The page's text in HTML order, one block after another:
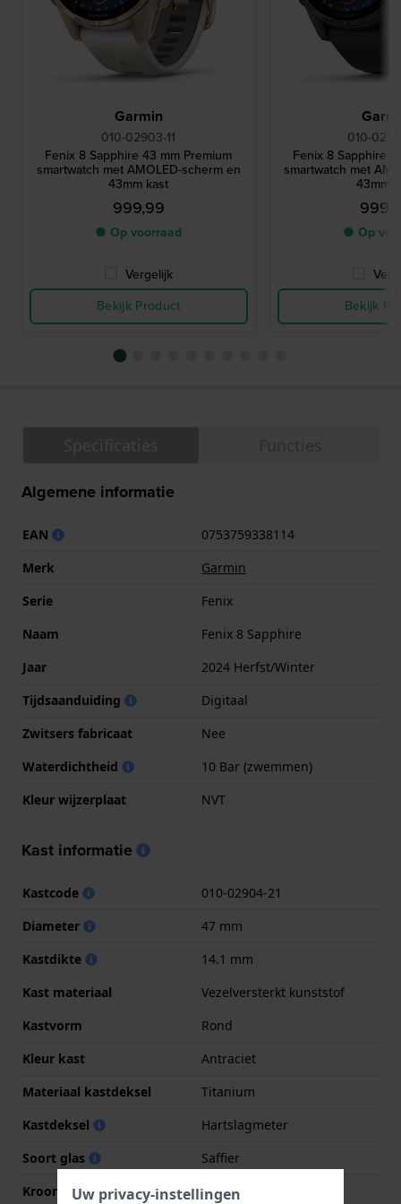
daalsnelheid en desaturatiestops tot 40 m te volgen.
Het heeft een ingebouwde microfoon en
luidspreker: om te bellen en spraakopdrachten
direct vanaf de pols te gebruiken.
Garmin
010-02903-11
Fenix 8 Sapphire 43 mm Premium
smartwatch met AMOLED-scherm en
43mm kast
999,99
● Op voorraad
Vergelijk
Bekijk Product
010-
Fenix 8 Sapphire
smartwatch met
43mm
● Op
Bekijk
Algemene informatie
EAN
0753759338114
Merk
Garmin
Serie
Fenix
Naam
Fenix 8 Sapphire
Jaar
2024 Herfst/Winter
Tijdsaanduiding
Digitaal
Zwitsers fabricaat
Nee
Waterdichtheid
10 Bar (zwemmen)
Kleur wijzerplaat
NVT
Kast informatie
Kastcode
010-02904-21
Diameter
47 mm
Kastdikte
14.1 mm
Kast materiaal
Vezelversterkt kunststof
Kastvorm
Rond
Kleur kast
Antraciet
Materiaal kastdeksel
Titanium
Kastdeksel
Hartslagmeter
Soort glas
Saffier
Kroon
Druk kroon
Uw privacy-instellingen